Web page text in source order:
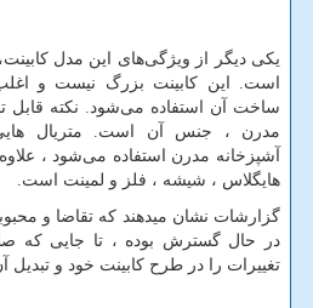
یکی دیگر از ویژگی‌های این مدل
است. این کابینت بزرگ نیست و
ساخت آن استفاده می‌شود. نکته قابل
مدرن ، جنس آن است. متریال
آشپزخانه مدرن استفاده می‌شود ،
هایگلاس ، شیشه ، فلز و لمینت است.
گزارشات نشان میدهند که تقاضا و
در حال گسترش بوده ، تا جایی که
تغییرات را در طرح کابینت خود و